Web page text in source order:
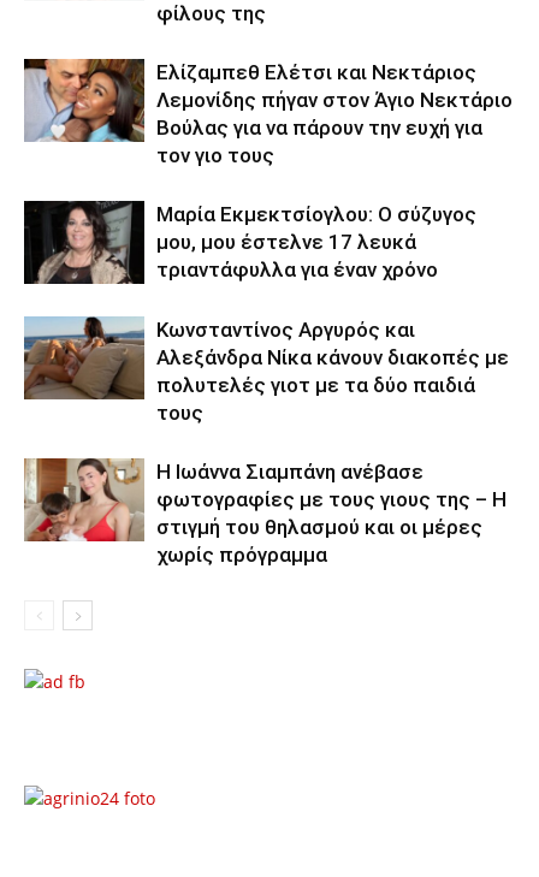
φίλους της
Ελίζαμπεθ Ελέτσι και Νεκτάριος
Λεμονίδης πήγαν στον Άγιο Νεκτάριο
Βούλας για να πάρουν την ευχή για
τον γιο τους
Μαρία Εκμεκτσίογλου: O σύζυγος
μου, μου έστελνε 17 λευκά
τριαντάφυλλα για έναν χρόνο
Κωνσταντίνος Αργυρός και
Αλεξάνδρα Νίκα κάνουν διακοπές με
πολυτελές γιοτ με τα δύο παιδιά
τους
H Ιωάννα Σιαμπάνη ανέβασε
φωτογραφίες με τους γιους της – Η
στιγμή του θηλασμού και οι μέρες
χωρίς πρόγραμμα